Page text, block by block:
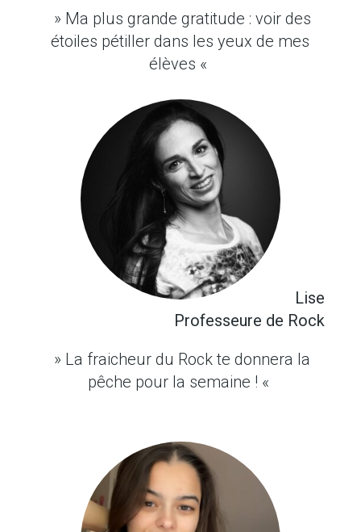
» Ma plus grande gratitude : voir des
étoiles pétiller dans les yeux de mes
élèves «
Lise
Professeure de Rock
» La fraicheur du Rock te donnera la
pêche pour la semaine ! «